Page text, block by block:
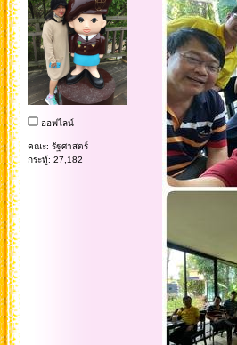
ออฟไลน์
คณะ: รัฐศาสตร์
กระทู้: 27,182